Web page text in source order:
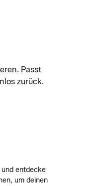
Passt
zurück.
und entdecke
um deinen